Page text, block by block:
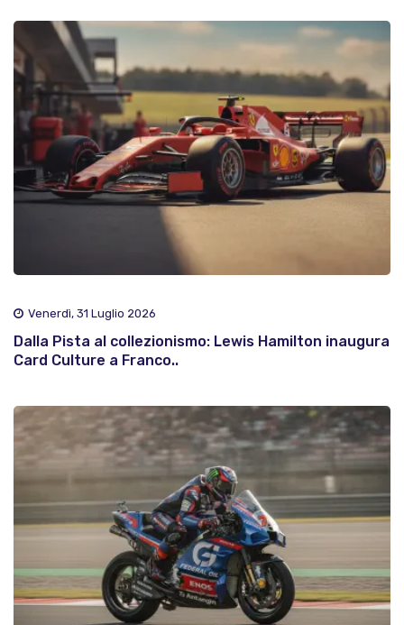
Venerdì, 31 Luglio 2026
Dalla Pista al collezionismo: Lewis Hamilton inaugura
Card Culture a Franco..